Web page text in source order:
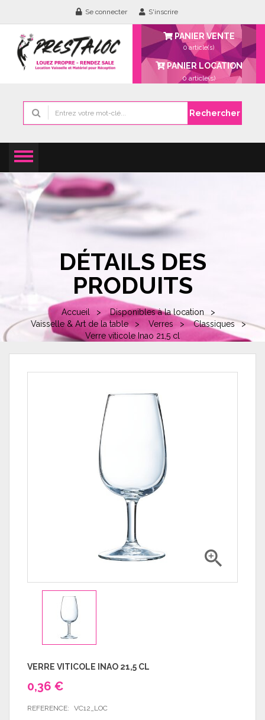
Se connecter S'inscrire
PANIER VENTE
0 article(s)
PANIER LOCATION
0 article(s)
Rechercher
DÉTAILS DES
PRODUITS
Accueil
Disponibles à la location
Vaisselle & Art de la table
Verres
Classiques
Verre viticole Inao 21,5 cl

VERRE VITICOLE INAO 21,5 CL
0,36 €
REFERENCE: VC12_LOC